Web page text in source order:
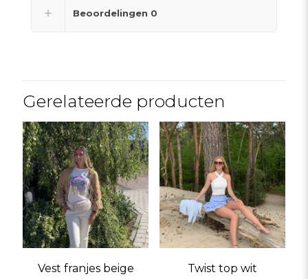
Beoordelingen 0
Gerelateerde producten
Vest franjes beige Twist top wit